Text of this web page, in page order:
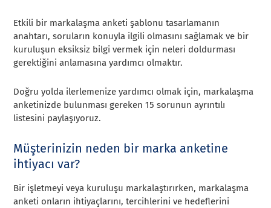
Etkili bir markalaşma anketi şablonu tasarlamanın
anahtarı, soruların konuyla ilgili olmasını sağlamak ve bir
kuruluşun eksiksiz bilgi vermek için neleri doldurması
gerektiğini anlamasına yardımcı olmaktır.
Doğru yolda ilerlemenize yardımcı olmak için, markalaşma
anketinizde bulunması gereken 15 sorunun ayrıntılı
listesini paylaşıyoruz.
Müşterinizin neden bir marka anketine
ihtiyacı var?
Bir işletmeyi veya kuruluşu markalaştırırken, markalaşma
anketi onların ihtiyaçlarını, tercihlerini ve hedeflerini